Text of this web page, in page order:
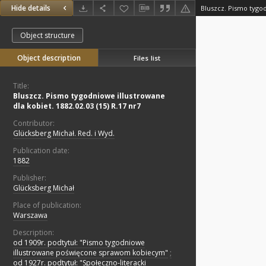
Hide details
Object structure
Object description Files list
Title:
Bluszcz. Pismo tygodniowe illustrowane
dla kobiet. 1882.02.03 (15) R.17 nr7
Contributor:
Glücksberg Michał. Red. i Wyd.
Publication date:
1882
Publisher:
Glücksberg Michał
Place of publication:
Warszawa
Description:
od 1909r. podtytuł: "Pismo tygodniowe
illustrowane poświęcone sprawom kobiecym" ;
od 1927r. podtytuł: "Społeczno-literacki